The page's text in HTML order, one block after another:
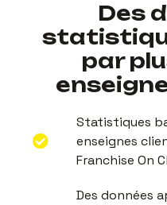
Des
par
Statistiques
enseignes
Franchise On
Des données